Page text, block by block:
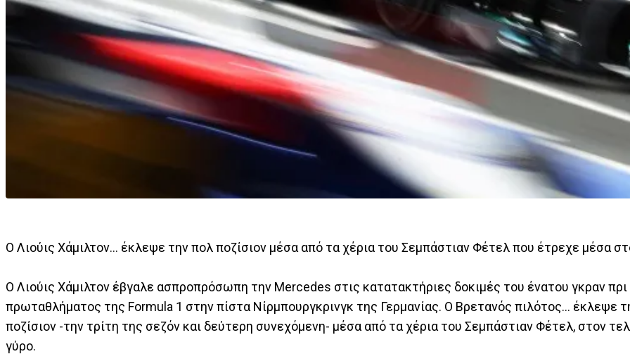
Ο Λιούις Χάμιλτον... έκλεψε την πολ ποζίσιον μέσα από τα χέρια του Σεμπάστιαν Φέτελ που έτρεχε μέσα
Ο Λιούις Χάμιλτον έβγαλε ασπροπρόσωπη την Mercedes στις κατατακτήριες δοκιμές του ένατου γκραν πρι
πρωταθλήματος της Formula 1 στην πίστα Νίρμπουργκρινγκ της Γερμανίας. Ο Βρετανός πιλότος… έκλεψε
ποζίσιον -την τρίτη της σεζόν και δεύτερη συνεχόμενη- μέσα από τα χέρια του Σεμπάστιαν Φέτελ, στον
γύρο.